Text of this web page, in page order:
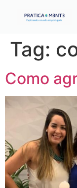
Tag:
Como